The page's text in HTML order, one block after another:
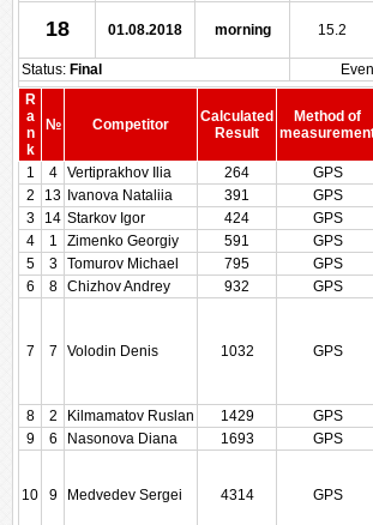
18 01.08.2018 morning 15.2
Status: Final
R
a
n
k
№ Competitor
Calculated
Result
Method of
1
4 Vertiprakhov Ilia 264 GPS
2
13 Ivanova Nataliia 391 GPS
3
14 Starkov Igor 424 GPS
4
1 Zimenko Georgiy 591 GPS
5
3 Tomurov Michael 795 GPS
6
8 Chizhov Andrey 932 GPS
7 7 Volodin Denis 1032 GPS
8 2 Kilmamatov Ruslan 1429 GPS
9
6 Nasonova Diana 1693 GPS
10 9 Medvedev Sergei 4314 GPS